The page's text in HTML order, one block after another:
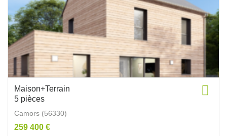
Maison+Terrain
5 pièces
Camors (56330)
259 400 €